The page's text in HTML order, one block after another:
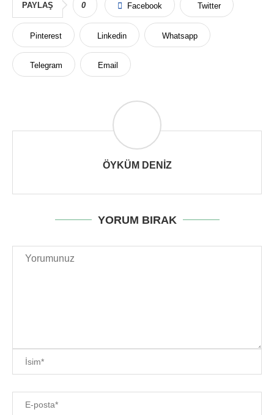
PAYLAŞ 0 Facebook Twitter
Pinterest Linkedin Whatsapp
Telegram Email
ÖYKÜM DENIZ
YORUM BIRAK